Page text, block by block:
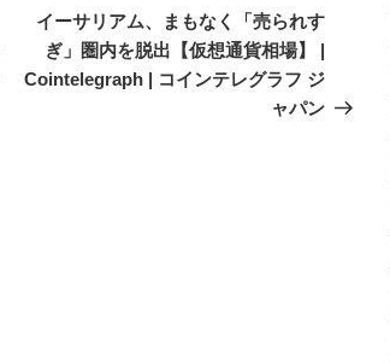
の
稿
イーサリアム、まもなく「売られす
ぎ」圏内を脱出【仮想通貨相場】 |
Cointelegraph | コインテレグラフ ジ
ャパン